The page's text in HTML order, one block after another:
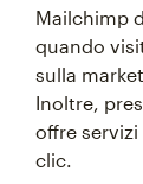
Mailchimp
quando
sulla
Inoltre,
offre
clic.